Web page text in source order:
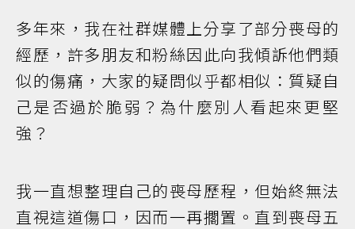
多年來，我在社群媒體上分享了部分喪母的
經歷，許多朋友和粉絲因此向我傾訴他們類
似的傷痛，大家的疑問似乎都相似：質疑自
己是否過於脆弱？為什麼別人看起來更堅
強？
我一直想整理自己的喪母歷程，但始終無法
直視這道傷口，因而一再擱置。直到喪母五